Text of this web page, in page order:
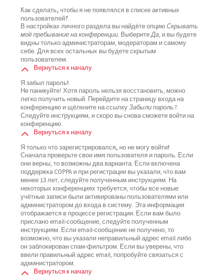
Как сделать, чтобы я не появлялся в списке активных
пользователей?
В настройках личного раздела вы найдёте опциюСкрывать
моё пребывание на конференции. ВыберитеДа, и вы будете
видны только администраторам, модераторам и самому
себе. Для всех остальных вы будете скрытым
пользователем.
Вернуться к началу
Я забыл пароль!
Не паникуйте! Хотя пароль нельзя восстановить, можно
легко получить новый. Перейдите на страницу входа на
конференцию и щёлкните на ссылкуЗабыли пароль?.
Следуйте инструкциям, и скоро вы снова сможете войти на
конференцию.
Вернуться к началу
Я только что зарегистрировался, но не могу войти!
Сначала проверьте свои имя пользователя и пароль. Если
они верны, то возможны два варианта. Если включена
поддержка COPPA и при регистрации вы указали, что вам
менее 13 лет, следуйте полученным инструкциям. На
некоторых конференциях требуется, чтобы все новые
учётные записи были активированы пользователями или
администратором до входа в систему. Эта информация
отображается в процессе регистрации. Если вам было
прислано email-сообщение, следуйте полученным
инструкциям. Если email-сообщение не получено, то
возможно, что вы указали неправильный адрес email либо
он заблокирован спам-фильтром. Если вы уверены, что
ввели правильный адрес email, попробуйте связаться с
администратором.
Вернуться к началу